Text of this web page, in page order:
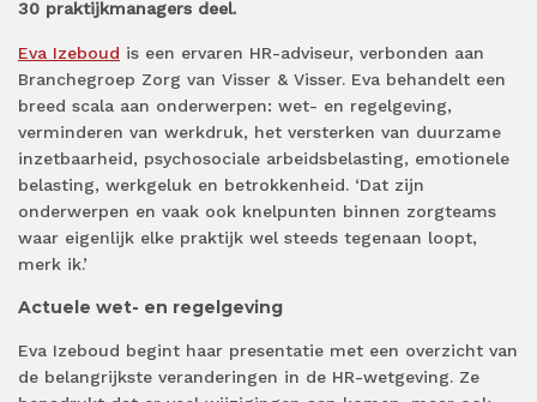
30 praktijkmanagers deel.
Eva Izeboud is een ervaren HR-adviseur, verbonden aan
Branchegroep Zorg van Visser & Visser. Eva behandelt een
breed scala aan onderwerpen: wet- en regelgeving,
verminderen van werkdruk, het versterken van duurzame
inzetbaarheid, psychosociale arbeidsbelasting, emotionele
belasting, werkgeluk en betrokkenheid. ‘Dat zijn
onderwerpen en vaak ook knelpunten binnen zorgteams
waar eigenlijk elke praktijk wel steeds tegenaan loopt,
merk ik.’
Actuele wet- en regelgeving
Eva Izeboud begint haar presentatie met een overzicht van
de belangrijkste veranderingen in de HR-wetgeving. Ze